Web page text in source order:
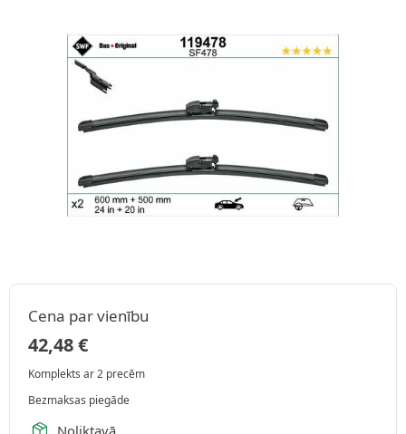
Cena par vienību
42,48€
Komplekts ar 2 precēm
Bezmaksas piegāde
Noliktavā